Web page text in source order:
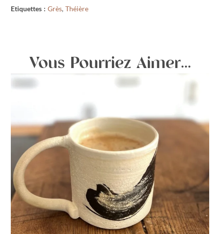
Etiquettes : Grès,Théière
Vous Pourriez Aimer...